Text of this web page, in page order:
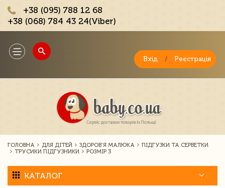
+38 (095) 788 12 68
+38 (068) 784 43 24(Viber)
Toggle
navigation
Вхід / Реєстрація
ГОЛОВНА ДЛЯ ДІТЕЙ ЗДОРОВ'Я МАЛЮКА
ПІДГУЗКИ ТА СЕРВЕТКИ
ТРУСИКИ ПІДГУЗНИКИ
РОЗМІР 3
КАТАЛОГ